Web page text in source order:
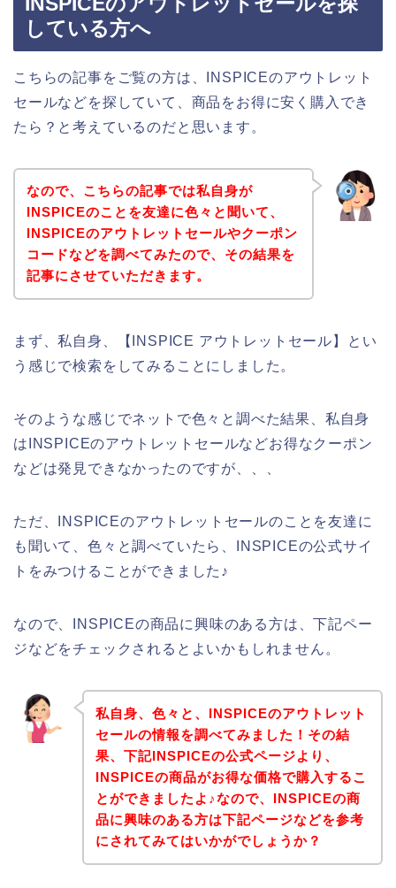
している方へ
こちらの記事をご覧の方は、INSPICEのアウトレット
セールなどを探していて、商品をお得に安く購入でき
たら？と考えているのだと思います。
なので、こちらの記事では私自身が
INSPICEのことを友達に色々と聞いて、
INSPICEのアウトレットセールやクーポン
コードなどを調べてみたので、その結果を
記事にさせていただきます。
まず、私自身、【INSPICE アウトレットセール】とい
う感じで検索をしてみることにしました。
そのような感じでネットで色々と調べた結果、私自身
はINSPICEのアウトレットセールなどお得なクーポン
などは発見できなかったのですが、、、
ただ、INSPICEのアウトレットセールのことを友達に
も聞いて、色々と調べていたら、INSPICEの公式サイ
トをみつけることができました♪
なので、INSPICEの商品に興味のある方は、下記ペー
ジなどをチェックされるとよいかもしれません。
私自身、色々と、INSPICEのアウトレット
セールの情報を調べてみました！その結
果、下記INSPICEの公式ページより、
INSPICEの商品がお得な価格で購入するこ
とができましたよ♪なので、INSPICEの商
品に興味のある方は下記ページなどを参考
にされてみてはいかがでしょうか？